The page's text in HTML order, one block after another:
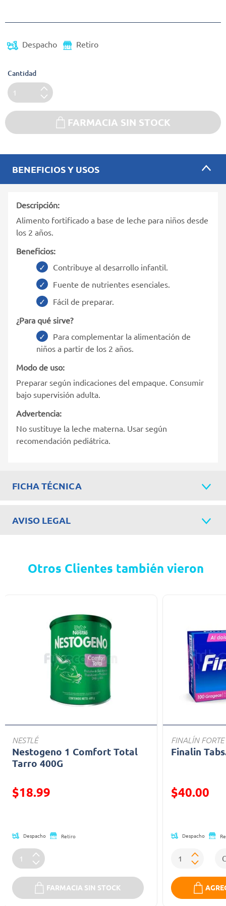
Despacho Retiro
Cantidad
FARMACIA SIN STOCK
BENEFICIOS Y USOS
Descripción:
Alimento fortificado a base de leche para niños desde
los 2 años.
Beneficios:
Contribuye al desarrollo infantil.
Fuente de nutrientes esenciales.
Fácil de preparar.
¿Para qué sirve?
Para complementar la alimentación de
niños a partir de los 2 años.
Modo de uso:
Preparar según indicaciones del empaque. Consumir
bajo supervisión adulta.
Advertencia:
No sustituye la leche materna. Usar según
recomendación pediátrica.
FICHA TÉCNICA
AVISO LEGAL
Otros Clientes también vieron
NESTLÉ
Nestogeno 1 Comfort Total
Tarro 400G
Precio reducido de
$18.99
Despacho Retiro
FARMACIA SIN STOCK
FINALÍN FORTE
Finalin
Precio
$40.00
Despacho